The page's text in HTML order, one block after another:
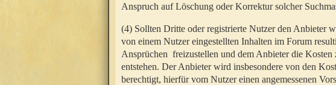
Anspruch auf Löschung oder Korrektur solcher
(4) Sollten Dritte oder registrierte Nutzer den Anbieter
von einem Nutzer eingestellten Inhalten im Forum
Ansprüchen freizustellen und dem Anbieter die Kosten
entstehen. Der Anbieter wird insbesondere von den
berechtigt, hierfür vom Nutzer einen angemessenen